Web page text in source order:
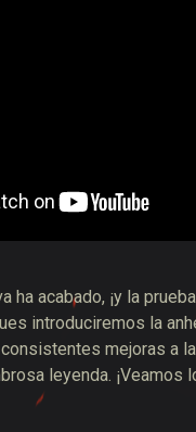
ha acabado, ¡y la
introduciremos la
mejoras a
leyenda.